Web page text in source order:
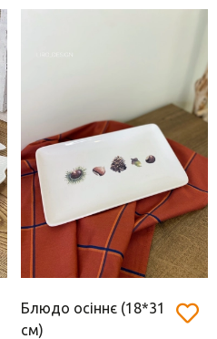
Блюдо осіннє (18*31
см)